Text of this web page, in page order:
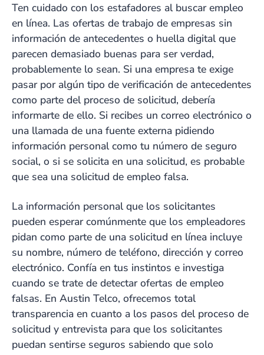
Ten cuidado con los estafadores al buscar empleo
en línea. Las ofertas de trabajo de empresas sin
información de antecedentes o huella digital que
parecen demasiado buenas para ser verdad,
probablemente lo sean. Si una empresa te exige
pasar por algún tipo de verificación de antecedentes
como parte del proceso de solicitud, debería
informarte de ello. Si recibes un correo electrónico o
una llamada de una fuente externa pidiendo
información personal como tu número de seguro
social, o si se solicita en una solicitud, es probable
que sea una solicitud de empleo falsa.
La información personal que los solicitantes
pueden esperar comúnmente que los empleadores
pidan como parte de una solicitud en línea incluye
su nombre, número de teléfono, dirección y correo
electrónico. Confía en tus instintos e investiga
cuando se trate de detectar ofertas de empleo
falsas. En Austin Telco, ofrecemos total
transparencia en cuanto a los pasos del proceso de
solicitud y entrevista para que los solicitantes
puedan sentirse seguros sabiendo que solo